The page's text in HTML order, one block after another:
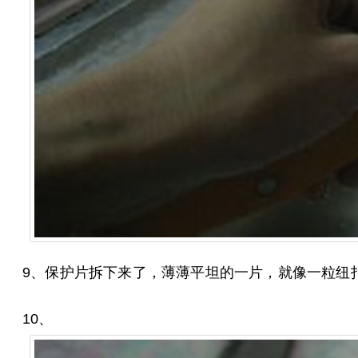
9、保护片拆下来了，薄薄平坦的一片，就像一粒纽
10、